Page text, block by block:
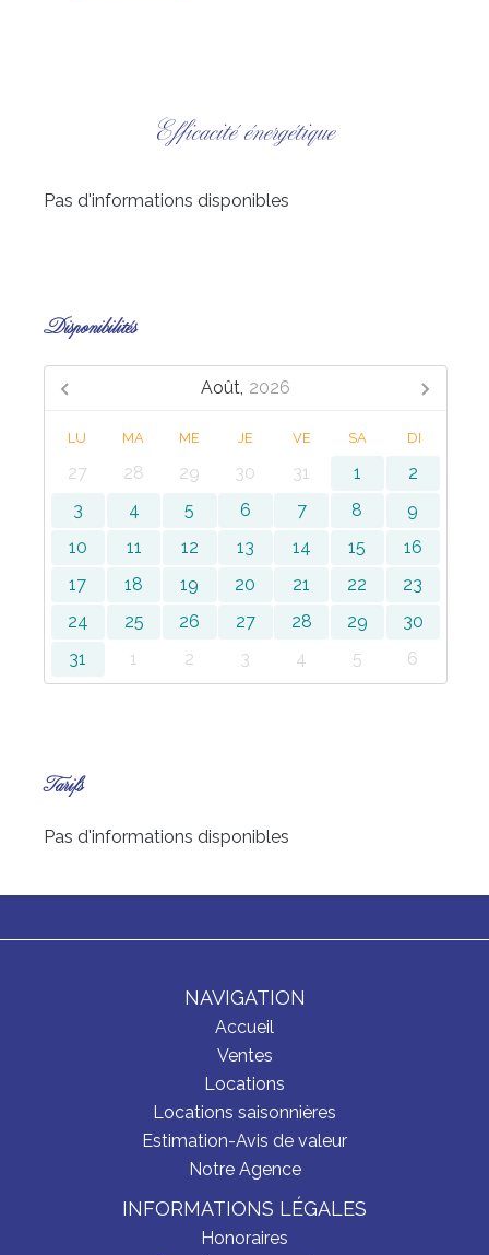
Efficacité énergétique
Pas d'informations disponibles
Disponibilités
Août, 2026
LU MA ME JE VE SA DI
27 28 29 30 31 1
2
3
4 5 6 7 8
9
10
11 12 13 14 15
16
17
18 19 20 21 22
23
24
25 26 27 28 29
30
31
1 2 3 4 5 6
Tarifs
Pas d'informations disponibles
NAVIGATION
Accueil
Ventes
Locations
Locations saisonnières
Estimation-Avis de valeur
Notre Agence
INFORMATIONS LÉGALES
Honoraires